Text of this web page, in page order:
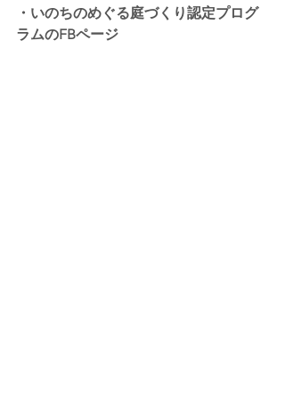
・いのちのめぐる庭づくり認定プログ
ラムのFBページ